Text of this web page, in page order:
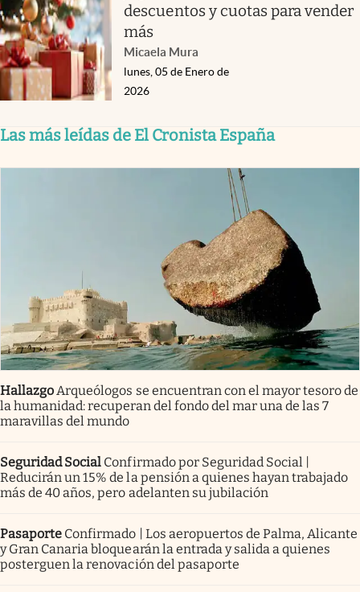
descuentos y cuotas para vender
más
Micaela Mura
lunes, 05 de Enero de
2026
Las más leídas de El Cronista España
Hallazgo Arqueólogos se encuentran con el mayor tesoro de
la humanidad: recuperan del fondo del mar una de las 7
maravillas del mundo
Seguridad Social Confirmado por Seguridad Social |
Reducirán un 15% de la pensión a quienes hayan trabajado
más de 40 años, pero adelanten su jubilación
Pasaporte Confirmado | Los aeropuertos de Palma, Alicante
y Gran Canaria bloquearán la entrada y salida a quienes
posterguen la renovación del pasaporte